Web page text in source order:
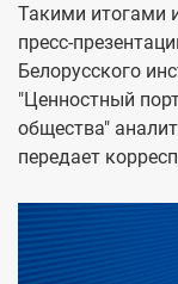
Такими итогами
пресс-
Белорусского
"Ценностный
общества"
передает
Image